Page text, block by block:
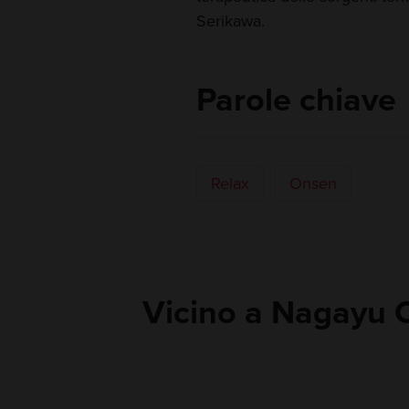
Serikawa.
Parole chiave
Relax Onsen
Vicino a Nagayu